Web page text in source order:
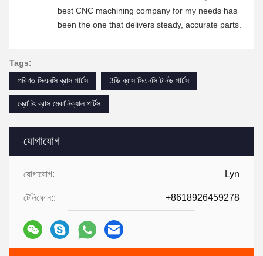
যোগাযোগ
যোগাযোগ: Lyn
টেলিফোন:: +8618926459278
best CNC machining company for my needs has
been the one that delivers steady, accurate parts.
Tags:
পরিণত সিএনসি ব্রাস পার্টস
3ডি ব্রাস সিএনসি টার্নড পার্টস
ব্রোচিং ব্রাস মেকানিক্যাল পার্টস